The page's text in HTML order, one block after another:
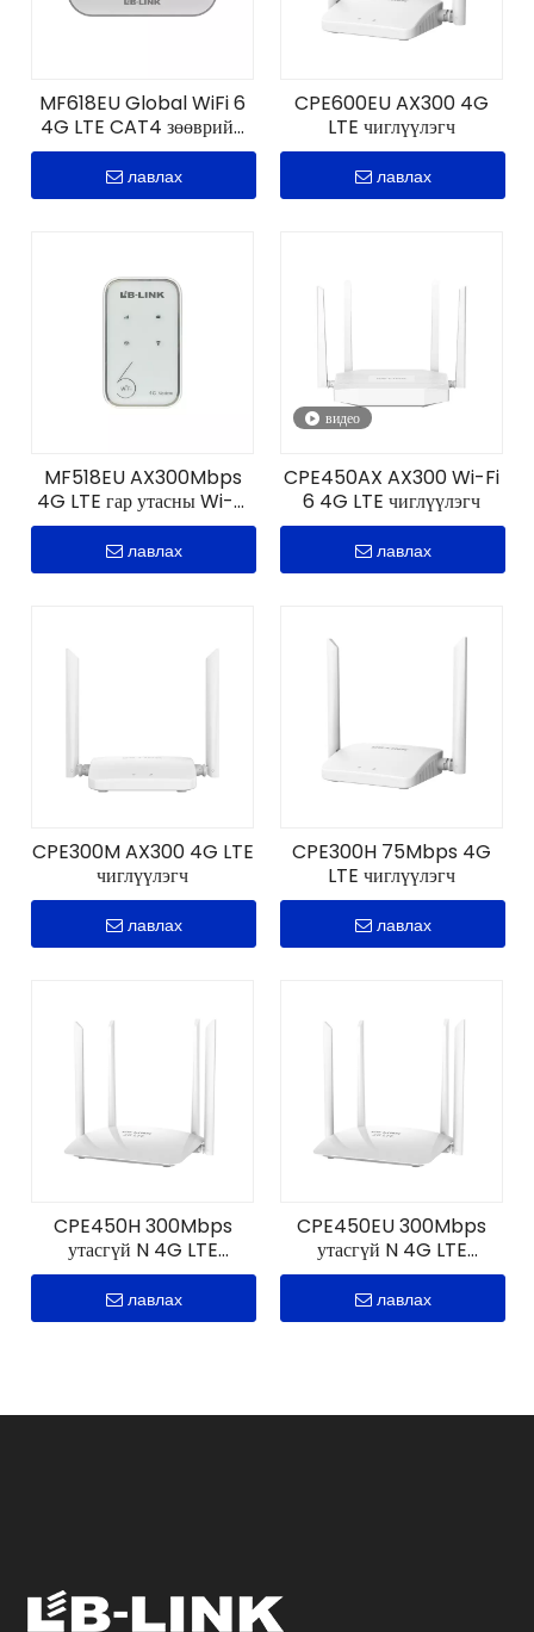
MF618EU Global WiFi 6
4G LTE CAT4 зөөврийн
MiFi чиглүүлэгч
лавлах
CPE600EU AX300 4G
LTE чиглүүлэгч
лавлах
MF518EU AX300Mbps
4G LTE гар утасны Wi-Fi
6
лавлах
видео
CPE450AX AX300 Wi-Fi
6 4G LTE чиглүүлэгч
лавлах
CPE300M AX300 4G LTE
чиглүүлэгч
лавлах
CPE300H 75Mbps 4G
LTE чиглүүлэгч
лавлах
CPE450H 300Mbps
утасгүй N 4G LTE
чиглүүлэгч
лавлах
CPE450EU 300Mbps
утасгүй N 4G LTE
чиглүүлэгч
лавлах